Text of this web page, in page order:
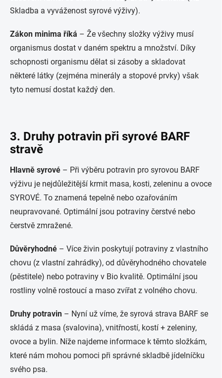
Skladba a vyváženost syrové výživy).
Zákon minima říká – Že všechny složky výživy musí
organismus dostat v daném spektru a množství. Díky
schopnosti organismu dělat si zásoby a skladovat
některé látky (zejména minerály a stopové prvky) však
tyto nemusí dostat každý den.
3. Druhy potravin při syrové BARF
stravě
Hlavně syrové – Při výběru potravin pro syrovou BARF
výživu je nejdůležitější krmit masa, kosti, zeleninu a ovoce
SYROVÉ. To znamená tepelně nebo ozařováním
neupravované. Optimální jsou potraviny čerstvé nebo
čerstvě zmražené.
Důvěryhodné – Více živin poskytují potraviny z vlastního
chovu (z vlastní zahrádky), od důvěryhodného chovatele
(pěstitele) nebo potraviny v Bio kvalitě. Optimální jsou
rostliny volně rostoucí a maso zvířat z volného chovu.
Druhy potravin – Nyní už víme, že syrová strava BARF se
skládá z masa (svalovina), vnitřností, kostí + zeleniny,
ovoce a bylin. Níže najdeme informace k těmto složkám,
které nám mohou pomoci při správné skladbě jídelníčku
svého psa.